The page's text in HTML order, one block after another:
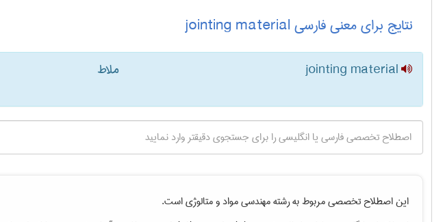
نتایج برای معنی فارسی jointing material
jointing material ملاط
این اصطلاح تخصصی مربوط به رشتهمهندسی مواد و متالوژیاست.